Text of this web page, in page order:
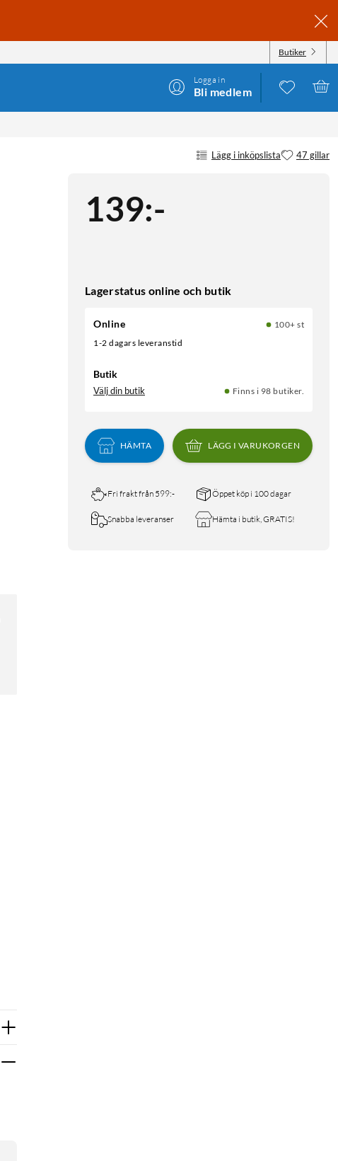
Butiker
Logga in
Bli medlem
Lägg i inköpslista 47 gillar
139:-
Lagerstatus online och butik
Online
100+ st
1-2 dagars leveranstid
Butik
Välj din butik Finns i 98 butiker.
HÄMTA LÄGG I VARUKORGEN
Fri frakt från 599:- Öppet köp i 100 dagar
Snabba leveranser Hämta i butik, GRATIS!